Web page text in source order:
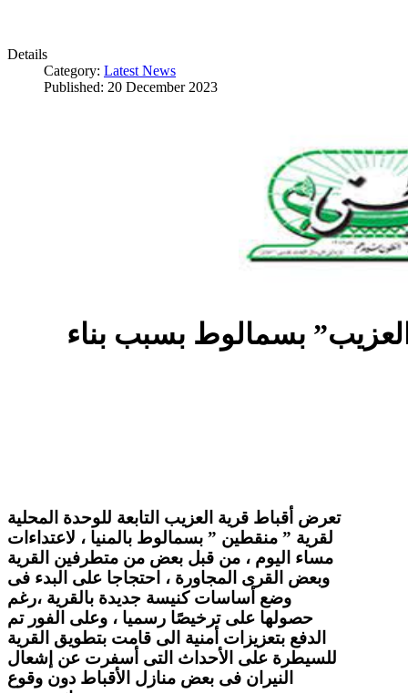
Details
Category: Latest News
Published: 20 December 2023
بسمالوط بسبب بناء
تعرض أقباط قرية العزيب التابعة للوحدة المحلية
لقرية ” منقطين ” بسمالوط بالمنيا ، لاعتداءات
مساء اليوم ، من قبل بعض من متطرفين القرية
وبعض القرى المجاورة ، احتجاجا على البدء فى
وضع أساسات كنيسة جديدة بالقرية ،رغم
حصولها على ترخيصًا رسميا ، وعلى الفور تم
الدفع بتعزيزات أمنية الى قامت بتطويق القرية
للسيطرة على الأحداث التى أسفرت عن إشعال
النيران فى بعض منازل الأقباط دون وقوع